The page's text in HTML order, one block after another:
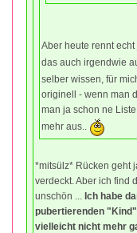
Aber heute rennt
das auch irgendwie
selber wissen, für
originell - wenn man
man ja schon ne
mehr aus..
*mitsülz* Rücken geht
verdeckt. Aber ich find
unschön ... Ich habe
pubertierenden
vielleicht nicht mehr